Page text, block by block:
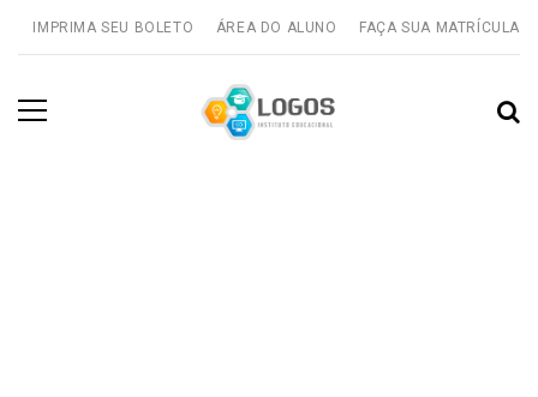
IMPRIMA SEU BOLETO ÁREA DO ALUNO FAÇA SUA MATRÍCULA